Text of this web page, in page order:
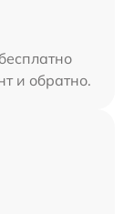
и обратно.